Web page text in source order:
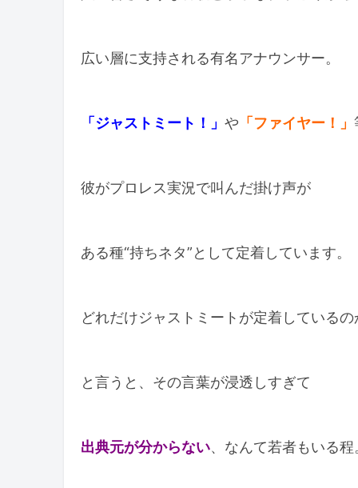
広い層に支持される有名アナウンサー。
「ジャストミート！」 や 「ファイヤー！」
彼がプロレス実況で叫んだ掛け声が
ある種“持ちネタ”として定着しています。
どれだけジャストミートが定着しているの
と言うと、その言葉が浸透しすぎて
出典元が分からない、なんて若者もいる程